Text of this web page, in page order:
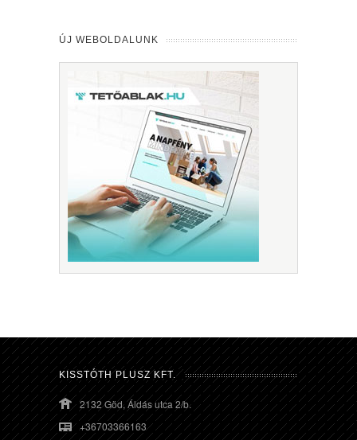
ÚJ WEBOLDALUNK
KISSTÓTH PLUSZ KFT.
2132 Göd, Áldás utca 2/b.
+36703366163